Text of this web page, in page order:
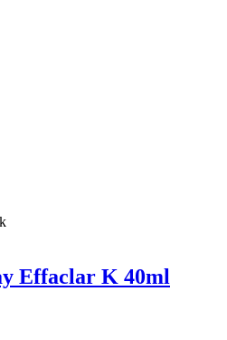
Effaclar K 40ml